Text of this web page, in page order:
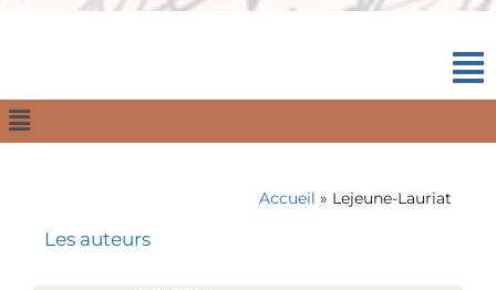
Accueil » Lejeune-Lauriat
Les auteurs